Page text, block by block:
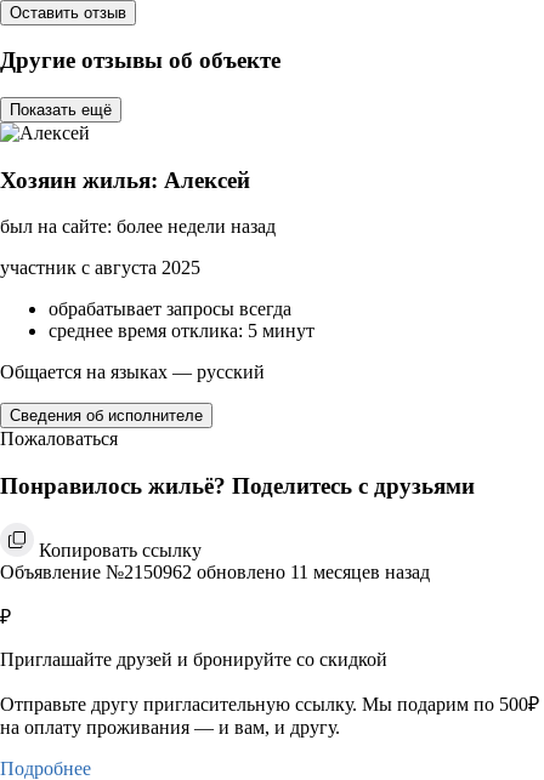
Оставить отзыв
Другие отзывы об объекте
Показать ещё
Хозяин жилья: Алексей
был на сайте: более недели назад
участник с августа 2025
обрабатывает запросы всегда
среднее время отклика: 5 минут
Общается на языках — русский
Сведения об исполнителе
Пожаловаться
Понравилось жильё? Поделитесь с друзьями
Копировать ссылку
Объявление №2150962 обновлено 11 месяцев назад
₽
Приглашайте друзей и бронируйте со скидкой
Отправьте другу пригласительную ссылку. Мы подарим по 500₽
на оплату проживания — и вам, и другу.
Подробнее